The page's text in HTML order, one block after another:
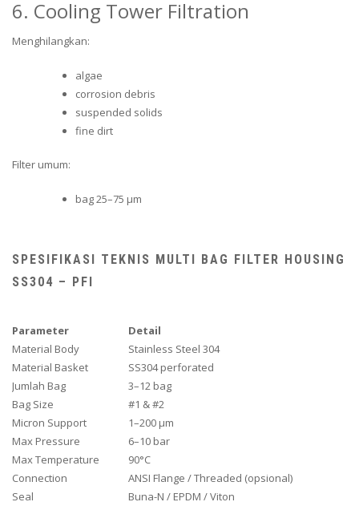
6. Cooling Tower Filtration
Menghilangkan:
algae
corrosion debris
suspended solids
fine dirt
Filter umum:
bag 25–75 µm
SPESIFIKASI TEKNIS MULTI BAG FILTER HOUSING
SS304 – PFI
Parameter
Detail
Material Body
Stainless Steel 304
Material Basket
SS304 perforated
Jumlah Bag
3–12 bag
Bag Size
#1 & #2
Micron Support
1–200 µm
Max Pressure
6–10 bar
Max Temperature
90°C
Connection
ANSI Flange / Threaded (opsional)
Seal
Buna-N / EPDM / Viton